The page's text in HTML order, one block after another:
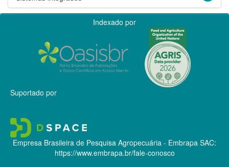
Indexado por
Suportado por
Empresa Brasileira de Pesquisa Agropecuária - Embrapa SAC:
https://www.embrapa.br/fale-conosco